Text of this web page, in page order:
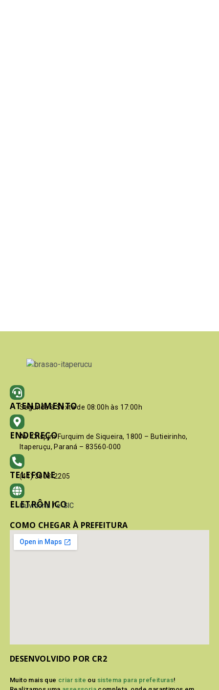
ATENDIMENTO
Segunda à Sexta de 08:00h às 17:00h
ENDEREÇO
Av. Crispim Furquim de Siqueira, 1800 – Butieirinho,
Itaperuçu, Paraná – 83560-000
TELEFONE
(41) 3603-2205
ELETRÔNICO
Ouvidoria / e-SIC
COMO CHEGAR À PREFEITURA
DESENVOLVIDO POR CR2
Muito mais que criar site ou sistema para prefeituras!